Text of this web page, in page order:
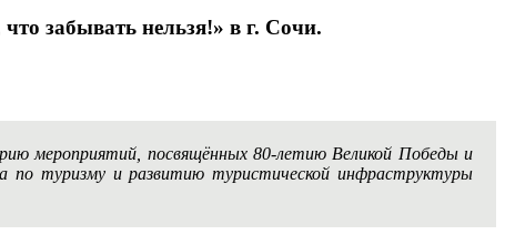
забывать нельзя!» в г. Сочи.
мероприятий, посвящённых 80-летию Великой Победы и
по туризму и развитию туристической инфраструктуры